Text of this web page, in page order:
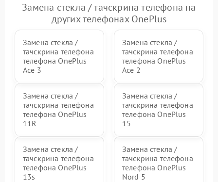
Замена стекла / тачскрина телефона на
других телефонах OnePlus
Замена стекла /
тачскрина телефона
телефона OnePlus
Ace 3
Замена стекла /
тачскрина телефона
телефона OnePlus
Ace 2
Замена стекла /
тачскрина телефона
телефона OnePlus
11R
Замена стекла /
тачскрина телефона
телефона OnePlus
15
Замена стекла /
тачскрина телефона
телефона OnePlus
13s
Замена стекла /
тачскрина телефона
телефона OnePlus
Nord 5